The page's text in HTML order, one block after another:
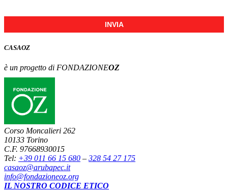
INVIA
CASAOZ
è un progetto di FONDAZIONEOZ
Corso Moncalieri 262
10133 Torino
C.F. 97668930015
Tel: +39 011 66 15 680 – 328 54 27 175
casaoz@arubapec.it
info@fondazioneoz.org
IL NOSTRO CODICE ETICO